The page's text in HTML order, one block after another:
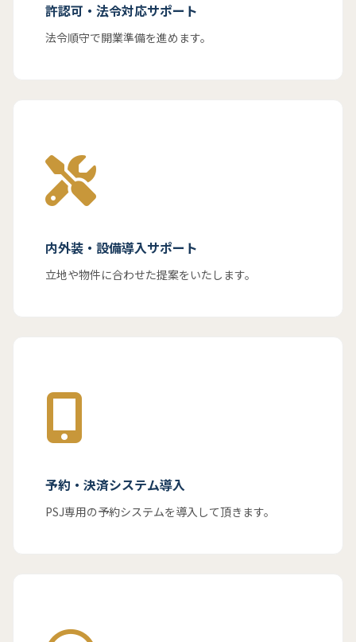
許認可・法令対応サポート
法令順守で開業準備を進めます。
内外装・設備導入サポート
立地や物件に合わせた提案をいたします。
予約・決済システム導入
PSJ専用の予約システムを導入して頂きます。